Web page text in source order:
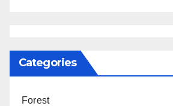
Categories
Forest